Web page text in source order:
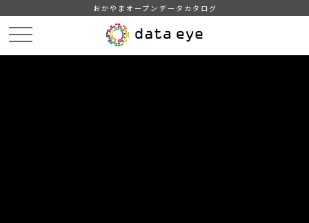
おかやまオープンデータカタログ